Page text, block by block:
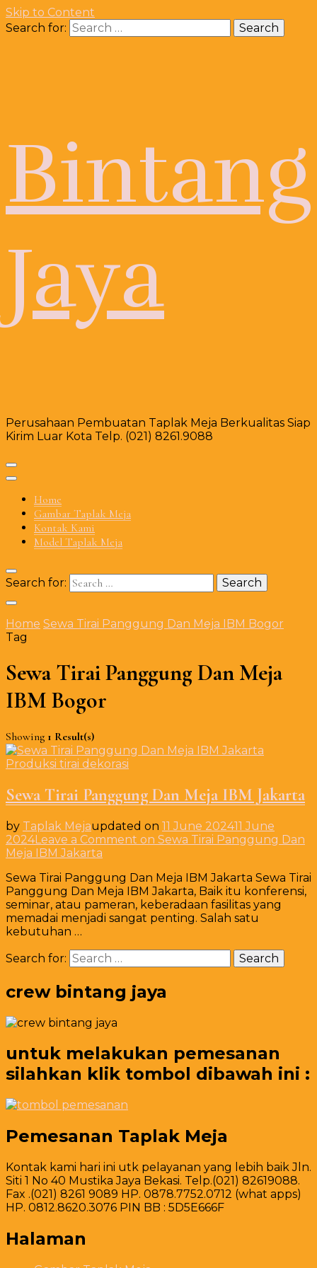
Skip to Content
Search for:
Bintang
Jaya
Perusahaan Pembuatan Taplak Meja Berkualitas Siap
Kirim Luar Kota Telp. (021) 8261.9088
Home
Gambar Taplak Meja
Kontak Kami
Model Taplak Meja
Search for:
Home Sewa Tirai Panggung Dan Meja IBM Bogor
Tag
Sewa Tirai Panggung Dan Meja
IBM Bogor
Showing 1 Result(s)
Produksi tirai dekorasi
Sewa Tirai Panggung Dan Meja IBM Jakarta
by Taplak Mejaupdated on 11 June 202411 June
2024Leave a Comment on Sewa Tirai Panggung Dan
Meja IBM Jakarta
Sewa Tirai Panggung Dan Meja IBM Jakarta Sewa Tirai
Panggung Dan Meja IBM Jakarta, Baik itu konferensi,
seminar, atau pameran, keberadaan fasilitas yang
memadai menjadi sangat penting. Salah satu
kebutuhan …
Search for:
crew bintang jaya
untuk melakukan pemesanan
silahkan klik tombol dibawah ini :
Pemesanan Taplak Meja
Kontak kami hari ini utk pelayanan yang lebih baik Jln.
Siti 1 No 40 Mustika Jaya Bekasi. Telp.(021) 82619088.
Fax .(021) 8261 9089 HP. 0878.7752.0712 (what apps)
HP. 0812.8620.3076 PIN BB : 5D5E666F
Halaman